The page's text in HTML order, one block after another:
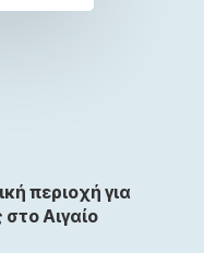
περιοχή για
Αιγαίο